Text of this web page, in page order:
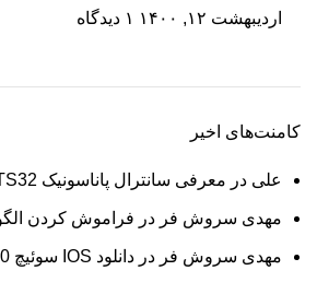
اردیبهشت ۱۲, ۱۴۰۰ ۱ دیدگاه
کامنت‌های اخیر
علی در معرفی سانترال پاناسونیک HTS32
مهدی سروش فر در فراموش کردن
مهدی سروش فر در دانلود IOS سوئیچ 2960 سیسکو